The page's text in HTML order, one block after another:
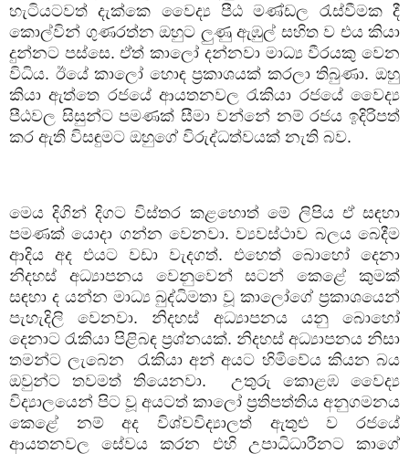
හැටියටවත් දැක්කෙ වෛද්‍ය පීඨ මණ්ඩල රැස්වීමක දී
කොල්වින් ගුණරත්න ඔහුට ලුණු ඇඹුල් සහිත ව එය කියා
දුන්නට පස්සෙ. ඒත් කාලෝ දන්නවා මාධ්‍ය වීරයකු වෙන
විධිය. ඊයේ කාලෝ හොඳ ප්‍රකාශයක් කරලා තිබුණා. ඔහු
කියා ඇත්තෙ රජයේ ආයතනවල රැකියා රජයේ වෛද්‍ය
පීඨවල සිසුන්ට පමණක් සීමා වන්නේ නම් රජය ඉදිරිපත්
කර ඇති විසඳුමට ඔහුගේ විරුද්ධත්වයක් නැති බව.
මෙය දිගින් දිගට විස්තර කළහොත් මේ ලිපිය ඒ සඳහා
පමණක් යොදා ගන්න වෙනවා. ව්‍යවස්ථාව බලය බෙදීම
ආදිය අද එයට වඩා වැදගත්. එහෙත් බොහෝ දෙනා
නිදහස් අධ්‍යාපනය වෙනුවෙන් සටන් කෙළේ කුමක්
සඳහා ද යන්න මාධ්‍ය බුද්ධිමතා වූ කාලෝගේ ප්‍රකාශයෙන්
පැහැදිලි වෙනවා. නිදහස් අධ්‍යාපනය යනු බොහෝ
දෙනාට රැකියා පිළිබඳ ප්‍රශ්නයක්. නිදහස් අධ්‍යාපනය නිසා
තමන්ට ලැබෙන
රැකියා අන් අයට හිමිවේය කියන බය
ඔවුන්ට තවමත් තියෙනවා.
උතුරු කොළඹ වෛද්‍ය
විද්‍යාලයෙන් පිට වූ අයටත් කාලෝ ප්‍රතිපත්තිය අනුගමනය
කෙළේ නම් අද විශ්වවිද්‍යාලත් ඇතුළු ව රජයේ
ආයතනවල සේවය කරන එහි උපාධිධාරීනට කාගේ